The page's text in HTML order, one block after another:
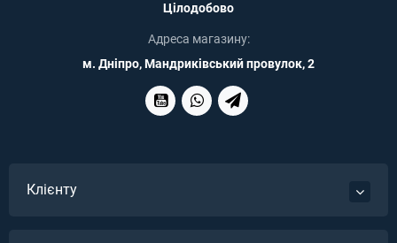
Цілодобово
Адреса магазину:
м. Дніпро, Мандриківський провулок, 2
Клієнту